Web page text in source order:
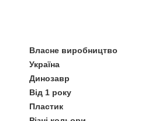
Власне виробництво
Україна
Динозавр
Від 1 року
Пластик